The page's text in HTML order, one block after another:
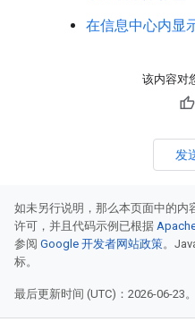
在信息中心内显
该内容对
发
如未另行说明，那么本页面中的内
许可，并且代码示例已根据
参阅 Google 开发者网站政策。
标。
最后更新时间 (UTC)：2026-06-23。